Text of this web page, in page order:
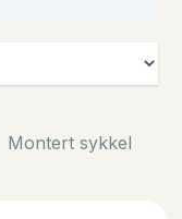
Montert sykkel